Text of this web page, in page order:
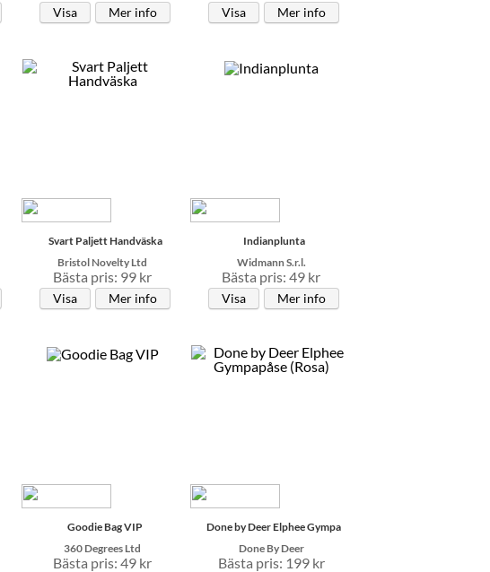
Visa Mer info Visa Mer info
Svart Paljett Handväska
Bristol Novelty Ltd
Bästa pris: 99 kr
Visa Mer info
Indianplunta
Widmann S.r.l.
Bästa pris: 49 kr
Visa Mer info
Goodie Bag VIP
360 Degrees Ltd
Bästa pris: 49 kr
Done by Deer Elphee Gympa
Done By Deer
Bästa pris: 199 kr